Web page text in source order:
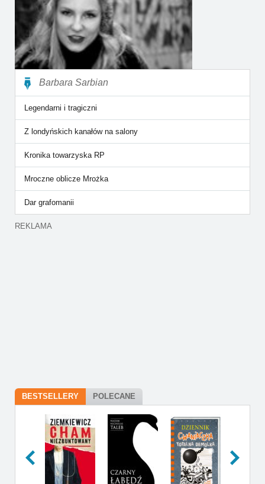
Barbara Sarbian
Legendarni i tragiczni
Z londyńskich kanałów na salony
Kronika towarzyska RP
Mroczne oblicze Mrożka
Dar grafomanii
REKLAMA
BESTSELLERY POLECANE